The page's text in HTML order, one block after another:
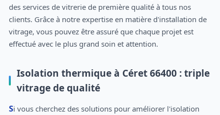
des services de vitrerie de première qualité à tous nos
clients. Grâce à notre expertise en matière d'installation de
vitrage, vous pouvez être assuré que chaque projet est
effectué avec le plus grand soin et attention.
Isolation thermique à Céret 66400 : triple
vitrage de qualité
Si vous cherchez des solutions pour améliorer l'isolation